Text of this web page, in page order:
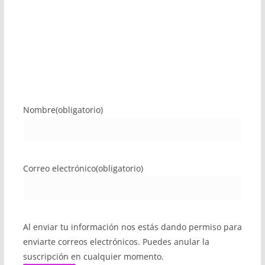
Nombre(obligatorio)
Correo electrónico(obligatorio)
Al enviar tu información nos estás dando permiso para
enviarte correos electrónicos. Puedes anular la
suscripción en cualquier momento.